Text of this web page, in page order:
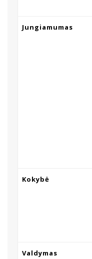
Jungiamumas
Kokybė
Valdymas